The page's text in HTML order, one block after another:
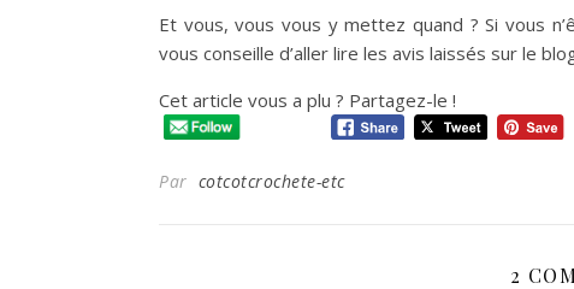
Et vous, vous vous y mettez quand ? Si vous
vous conseille d’aller lire les avis laissés sur le
Cet article vous a plu ? Partagez-le !
Par cotcotcrochete-etc
2